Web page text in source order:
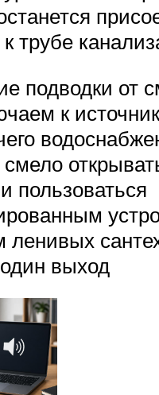
трубе
подводки от
к
пользоваться
ленивых
выход